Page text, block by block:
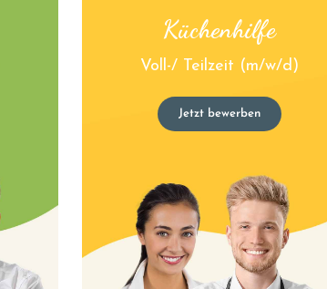
Küchenhilfe
Voll-/ Teilzeit (m/w/d)
Jetzt bewerben